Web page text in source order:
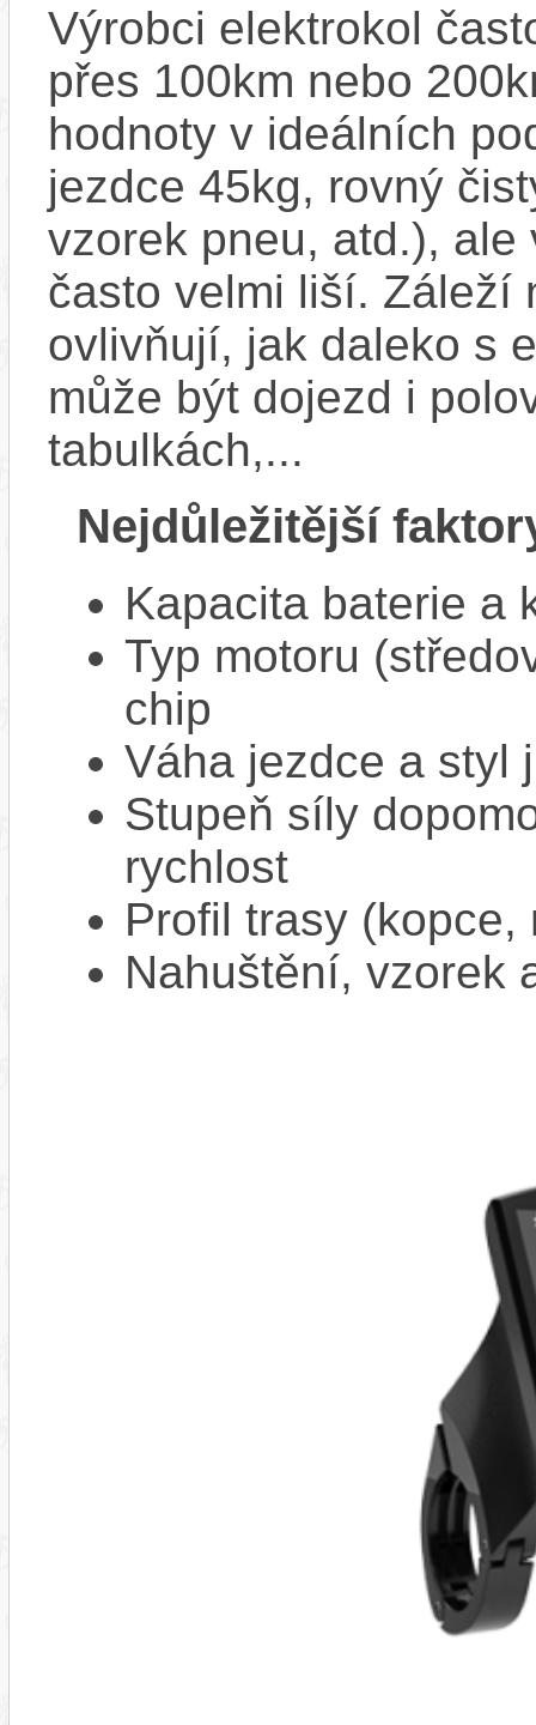
Výrobci elektrokol
přes 100km nebo
hodnoty v ideálních
jezdce 45kg, rovný
vzorek pneu, atd.),
často velmi liší. Záleží
ovlivňují, jak daleko s
může být dojezd i
tabulkách,...
Nejdůležitější
Kapacita baterie a
Typ motoru
chip
Váha jezdce a styl
Stupeň síly
rychlost
Profil trasy
Nahuštění, vzorek